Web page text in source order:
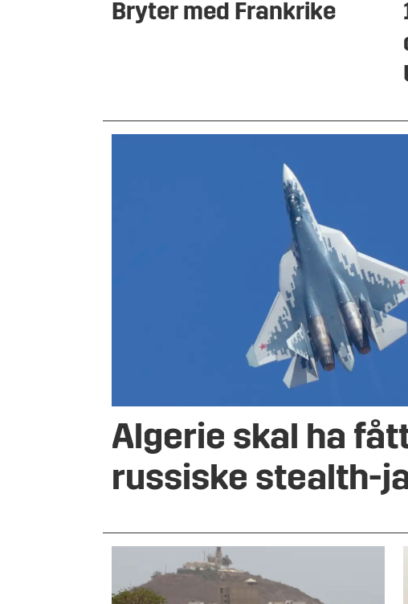
Bryter med Frankrike
Algerie skal ha
russiske stealth-